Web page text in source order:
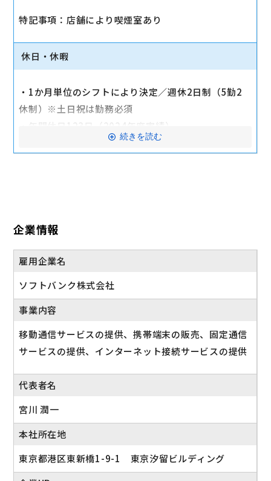
・入社時に研修有（職種・地域によって研修日程が異
なる）
・制服貸与
等）
交通費全額支給
特記事項：店舗により喫煙室あり
休日・休暇
・1か月単位のシフトにより決定／週休2日制（5勤2
休制）※土日祝は勤務必須
・年間休日123日（2024年度実績）
・有給休暇：6か月勤務後11日付与
続きを読む
企業情報
雇用企業名
ソフトバンク株式会社
事業内容
移動通信サービスの提供、携帯端末の販売、固定通信
サービスの提供、インターネット接続サービスの提供
代表者名
宮川 潤一
本社所在地
東京都港区東新橋1-9-1 東京汐留ビルディング